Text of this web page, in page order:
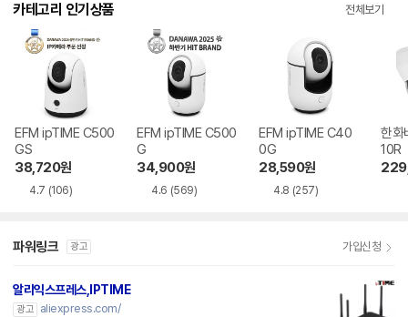
카테고리 인기상품 전체보기
EFM ipTIME C500
GS
38,720원
4.7 (106)
EFM ipTIME C500
G
34,900원
4.6 (569)
EFM ipTIME C40
0G
28,590원
4.8 (257)
한
10R
파워링크 광고 가입신청
알리익스프레스,IPTIME
광고
aliexpress.com/